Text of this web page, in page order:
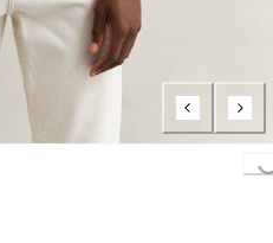
Loading...